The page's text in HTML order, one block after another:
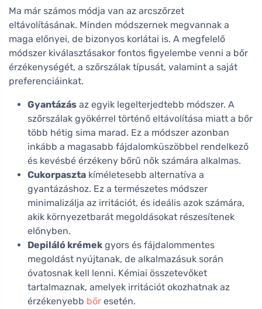
Ma már számos módja van az arcszőrzet
eltávolításának. Minden módszernek megvannak a
maga előnyei, de bizonyos korlátai is. A megfelelő
módszer kiválasztásakor fontos figyelembe venni a bőr
érzékenységét, a szőrszálak típusát, valamint a saját
preferenciáinkat.
Gyantázás az egyik legelterjedtebb módszer. A
szőrszálak gyökérrel történő eltávolítása miatt a bőr
több hétig sima marad. Ez a módszer azonban
inkább a magasabb fájdalomküszöbbel rendelkező
és kevésbé érzékeny bőrű nők számára alkalmas.
Cukorpaszta kíméletesebb alternatíva a
gyantázáshoz. Ez a természetes módszer
minimalizálja az irritációt, és ideális azok számára,
akik környezetbarát megoldásokat részesítenek
előnyben.
Depiláló krémek gyors és fájdalommentes
megoldást nyújtanak, de alkalmazásuk során
óvatosnak kell lenni. Kémiai összetevőket
tartalmaznak, amelyek irritációt okozhatnak az
érzékenyebb bőr esetén.